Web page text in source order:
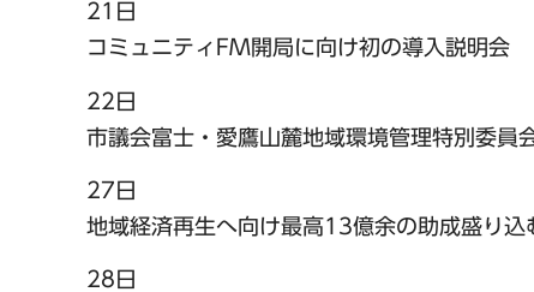
21日
コミュニティFM開局に向け初の導入説明会
22日
市議会富士・愛鷹山麓地域環境管理特別委員
27日
地域経済再生へ向け最高13億余の助成盛り
28日